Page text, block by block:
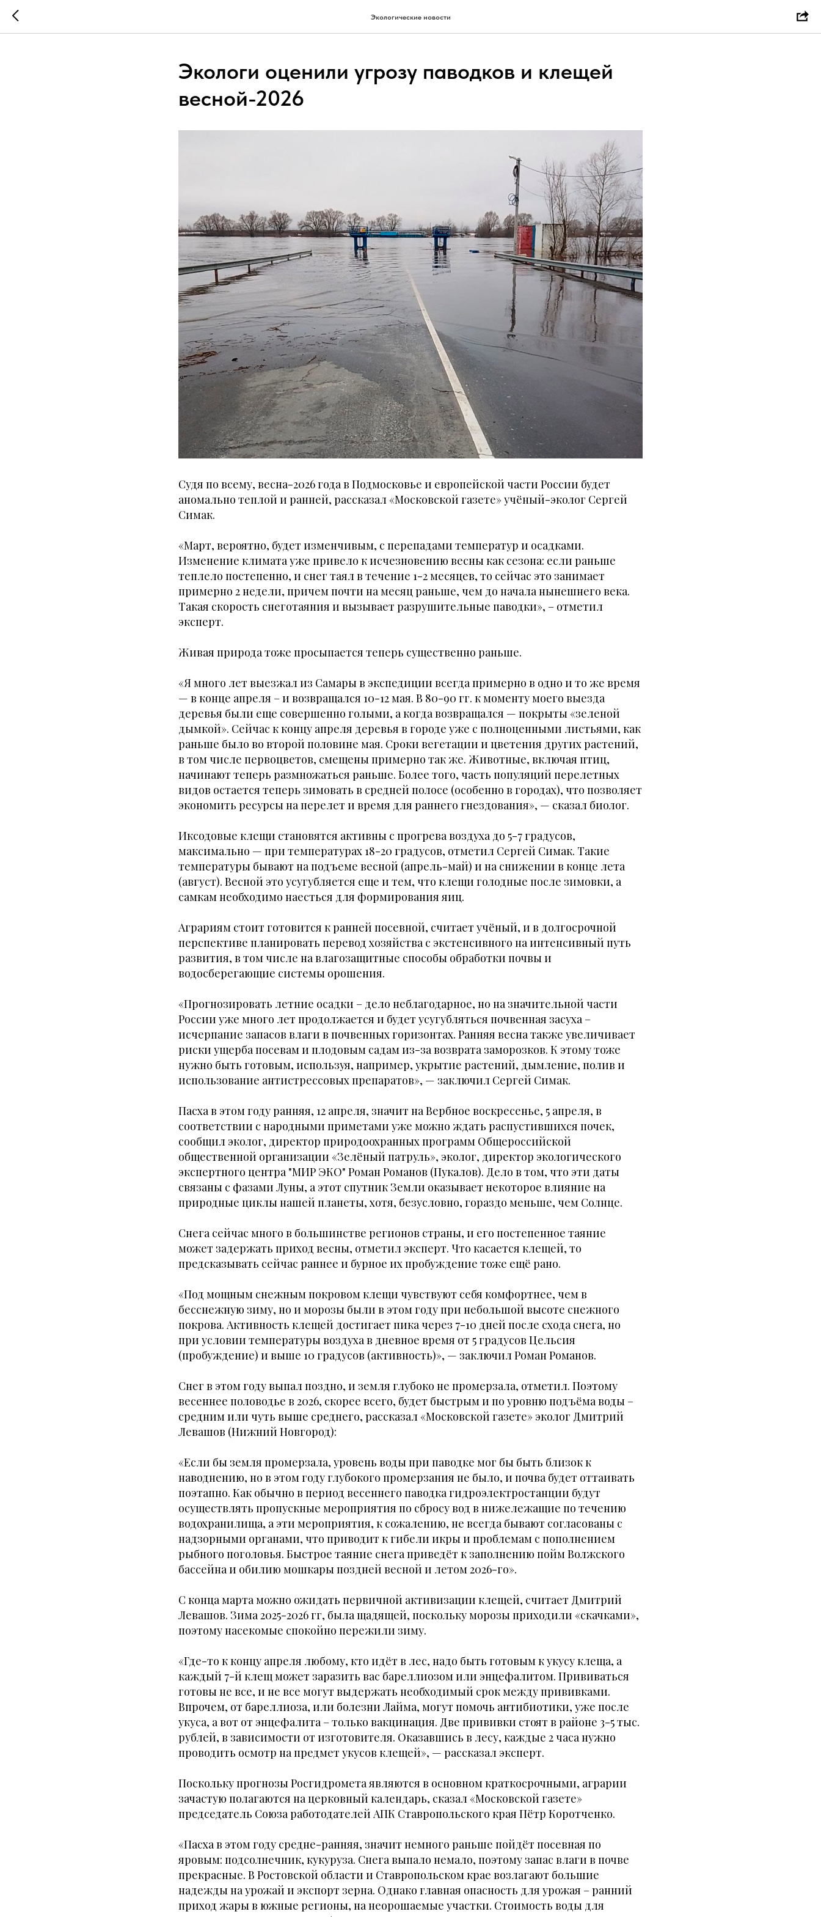
Экологические новости
Экологи оценили угрозу паводков и клещей
весной-2026
Судя по всему, весна-2026 года в Подмосковье и европейской части России будет
аномально теплой и ранней, рассказал «Московской газете» учёный-эколог Сергей
Симак.
«Март, вероятно, будет изменчивым, с перепадами температур и осадками.
Изменение климата уже привело к исчезновению весны как сезона: если раньше
теплело постепенно, и снег таял в течение 1-2 месяцев, то сейчас это занимает
примерно 2 недели, причем почти на месяц раньше, чем до начала нынешнего века.
Такая скорость снеготаяния и вызывает разрушительные паводки», – отметил
эксперт.
Живая природа тоже просыпается теперь существенно раньше.
«Я много лет выезжал из Самары в экспедиции всегда примерно в одно и то же время
— в конце апреля – и возвращался 10-12 мая. В 80-90 гг. к моменту моего выезда
деревья были еще совершенно голыми, а когда возвращался — покрыты «зеленой
дымкой». Сейчас к концу апреля деревья в городе уже с полноценными листьями, как
раньше было во второй половине мая. Сроки вегетации и цветения других растений,
в том числе первоцветов, смещены примерно так же. Животные, включая птиц,
начинают теперь размножаться раньше. Более того, часть популяций перелетных
видов остается теперь зимовать в средней полосе (особенно в городах), что позволяет
экономить ресурсы на перелет и время для раннего гнездования», — сказал биолог.
Иксодовые клещи становятся активны с прогрева воздуха до 5-7 градусов,
максимально — при температурах 18-20 градусов, отметил Сергей Симак. Такие
температуры бывают на подъеме весной (апрель-май) и на снижении в конце лета
(август). Весной это усугубляется еще и тем, что клещи голодные после зимовки, а
самкам необходимо наесться для формирования яиц.
Аграриям стоит готовится к ранней посевной, считает учёный, и в долгосрочной
перспективе планировать перевод хозяйства с экстенсивного на интенсивный путь
развития, в том числе на влагозащитные способы обработки почвы и
водосберегающие системы орошения.
«Прогнозировать летние осадки – дело неблагодарное, но на значительной части
России уже много лет продолжается и будет усугубляться почвенная засуха –
исчерпание запасов влаги в почвенных горизонтах. Ранняя весна также увеличивает
риски ущерба посевам и плодовым садам из-за возврата заморозков. К этому тоже
нужно быть готовым, используя, например, укрытие растений, дымление, полив и
использование антистрессовых препаратов», — заключил Сергей Симак.
Пасха в этом году ранняя, 12 апреля, значит на Вербное воскресенье, 5 апреля, в
соответствии с народными приметами уже можно ждать распустившихся почек,
сообщил эколог, директор природоохранных программ Общероссийской
общественной организации «Зелёный патруль», эколог, директор экологического
экспертного центра "МИР ЭКО" Роман Романов (Пукалов). Дело в том, что эти даты
связаны с фазами Луны, а этот спутник Земли оказывает некоторое влияние на
природные циклы нашей планеты, хотя, безусловно, гораздо меньше, чем Солнце.
Снега сейчас много в большинстве регионов страны, и его постепенное таяние
может задержать приход весны, отметил эксперт. Что касается клещей, то
предсказывать сейчас раннее и бурное их пробуждение тоже ещё рано.
«Под мощным снежным покровом клещи чувствуют себя комфортнее, чем в
бесснежную зиму, но и морозы были в этом году при небольшой высоте снежного
покрова. Активность клещей достигает пика через 7-10 дней после схода снега, но
при условии температуры воздуха в дневное время от 5 градусов Цельсия
(пробуждение) и выше 10 градусов (активность)», — заключил Роман Романов.
Снег в этом году выпал поздно, и земля глубоко не промерзала, отметил. Поэтому
весеннее половодье в 2026, скорее всего, будет быстрым и по уровню подъёма воды –
средним или чуть выше среднего, рассказал «Московской газете» эколог Дмитрий
Левашов (Нижний Новгород):
«Если бы земля промерзала, уровень воды при паводке мог бы быть близок к
наводнению, но в этом году глубокого промерзания не было, и почва будет оттаивать
поэтапно. Как обычно в период весеннего паводка гидроэлектростанции будут
осуществлять пропускные мероприятия по сбросу вод в нижележащие по течению
водохранилища, а эти мероприятия, к сожалению, не всегда бывают согласованы с
надзорными органами, что приводит к гибели икры и проблемам с пополнением
рыбного поголовья. Быстрое таяние снега приведёт к заполнению пойм Волжского
бассейна и обилию мошкары поздней весной и летом 2026-го».
С конца марта можно ожидать первичной активизации клещей, считает Дмитрий
Левашов. Зима 2025-2026 гг, была щадящей, поскольку морозы приходили «скачками»,
поэтому насекомые спокойно пережили зиму.
«Где-то к концу апреля любому, кто идёт в лес, надо быть готовым к укусу клеща, а
каждый 7-й клещ может заразить вас бареллиозом или энцефалитом. Прививаться
готовы не все, и не все могут выдержать необходимый срок между прививками.
Впрочем, от бареллиоза, или болезни Лайма, могут помочь антибиотики, уже после
укуса, а вот от энцефалита – только вакцинация. Две прививки стоят в районе 3-5 тыс.
рублей, в зависимости от изготовителя. Оказавшись в лесу, каждые 2 часа нужно
проводить осмотр на предмет укусов клещей», — рассказал эксперт.
Поскольку прогнозы Росгидромета являются в основном краткосрочными, аграрии
зачастую полагаются на церковный календарь, сказал «Московской газете»
председатель Союза работодателей АПК Ставропольского края Пётр Коротченко.
«Пасха в этом году средне-ранняя, значит немного раньше пойдёт посевная по
яровым: подсолнечник, кукуруза. Снега выпало немало, поэтому запас влаги в почве
прекрасные. В Ростовской области и Ставропольском крае возлагают большие
надежды на урожай и экспорт зерна. Однако главная опасность для урожая – ранний
приход жары в южные регионы, на неорошаемые участки. Стоимость воды для